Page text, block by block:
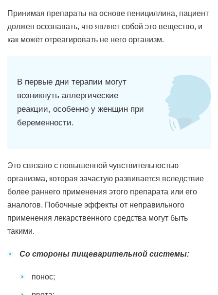
Принимая препараты на основе пенициллина, пациент
должен осознавать, что являет собой это вещество, и
как может отреагировать не него организм.
В первые дни терапии могут
возникнуть аллергические
реакции, особенно у женщин при
беременности.
Это связано с повышенной чувствительностью
организма, которая зачастую развивается вследствие
более раннего применения этого препарата или его
аналогов. Побочные эффекты от неправильного
применения лекарственного средства могут быть
такими.
Со стороны пищеварительной системы:
понос;